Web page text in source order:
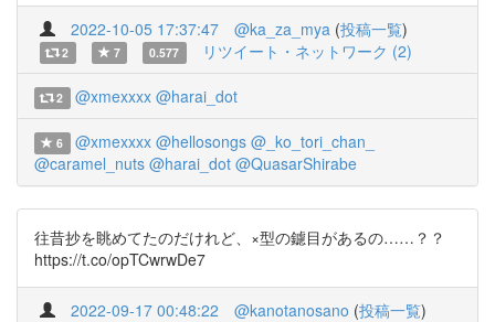
2022-10-05 17:37:47 @ka_za_mya (投稿一覧)
2 7 0.577 リツイート・ネットワーク (2)
2 @xmexxxx @harai_dot
6 @xmexxxx @hellosongs @_ko_tori_chan_
@caramel_nuts @harai_dot @QuasarShirabe
往昔抄を眺めてたのだけれど、×型の鑢目があるの……？？
https://t.co/opTCwrwDe7
2022-09-17 00:48:22 @kanotanosano (投稿一覧)